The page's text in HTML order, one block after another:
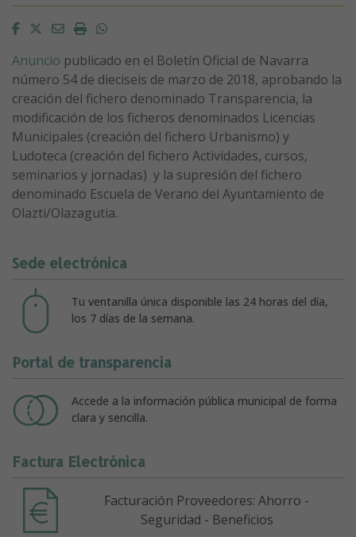
Facebook
Twitter
EmailImprimirWhatsapp
Anuncio publicado en el Boletín Oficial de Navarra
número 54 de dieciseis de marzo de 2018, aprobando la
creación del fichero denominado Transparencia, la
modificación de los ficheros denominados Licencias
Municipales (creación del fichero Urbanismo) y
Ludoteca (creación del fichero Actividades, cursos,
seminarios y jornadas) y la supresión del fichero
denominado Escuela de Verano del Ayuntamiento de
Olazti/Olazagutia.
Sede electrónica
Tu ventanilla única disponible las 24 horas del día,
los 7 días de la semana.
Portal de transparencia
Accede a la información pública municipal de forma
clara y sencilla.
Factura Electrónica
Facturación Proveedores: Ahorro -
Seguridad - Beneficios